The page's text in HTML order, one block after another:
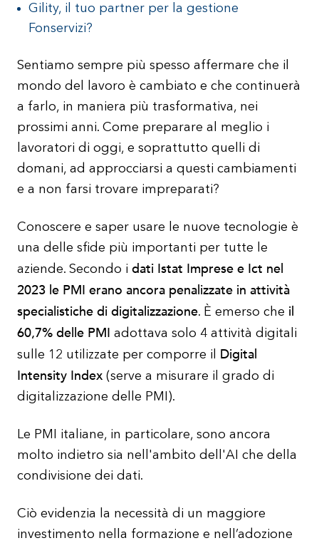
Gility, il tuo partner per la gestione
Fonservizi?
Sentiamo sempre più spesso affermare che il
mondo del lavoro è cambiato e che continuerà
a farlo, in maniera più trasformativa, nei
prossimi anni. Come preparare al meglio i
lavoratori di oggi, e soprattutto quelli di
domani, ad approcciarsi a questi cambiamenti
e a non farsi trovare impreparati?
Conoscere e saper usare le nuove tecnologie è
una delle sfide più importanti per tutte le
aziende. Secondo i dati Istat Imprese e Ict nel
2023 le PMI erano ancora penalizzate in attività
specialistiche di digitalizzazione. È emerso che il
60,7% delle PMI adottava solo 4 attività digitali
sulle 12 utilizzate per comporre il Digital
Intensity Index (serve a misurare il grado di
digitalizzazione delle PMI).
Le PMI italiane, in particolare, sono ancora
molto indietro sia nell'ambito dell'AI che della
condivisione dei dati.
Ciò evidenzia la necessità di un maggiore
investimento nella formazione e nell’adozione